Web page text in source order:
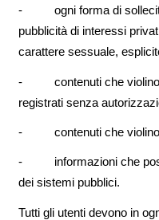
- ogni forma di
pubblicità di interessi
carattere sessuale,
- contenuti che violino il
registrati senza
- contenuti che violino
- informazioni che
dei sistemi pubblici.
Tutti gli utenti devono in